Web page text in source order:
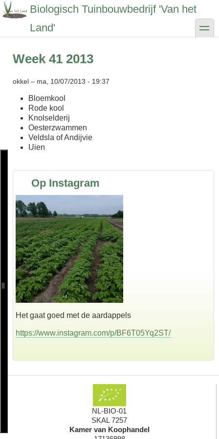
Overslaan
en
gaan
Biologisch Tuinbouwbedrijf 'Van het
Land'
toggle
Week 41 2013
okkel – ma, 10/07/2013 - 19:37
Bloemkool
Rode kool
Knolselderij
Oesterzwammen
Veldsla of Andijvie
Uien
Op Instagram
Het gaat goed met de aardappels
https://www.instagram.com/p/BF6T05Yq2ST/
NL-BIO-01
SKAL 7257
Kamer van Koophandel